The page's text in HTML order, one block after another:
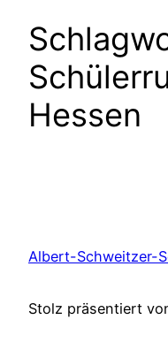
Hessen
Albert-Schweitzer-
Stolz präsentiert